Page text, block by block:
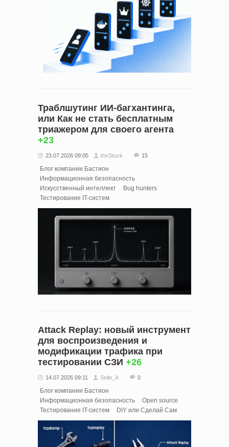
Траблшутинг ИИ-багхантинга,
или Как не стать бесплатным
триажером для своего агента
+23
23.07.2026 09:05 thxStuck 15
Блог компании Бастион
Информационная безопасность
Искусственный интеллект
Bug hunters
Тестирование IT-систем
Attack Replay: новый инструмент
для воспроизведения и
модификации трафика при
тестировании СЗИ +26
14.07.2026 09:11 Selin_A 0
Блог компании Бастион
Информационная безопасность
Open source
Тестирование IT-систем
DIY или Сделай Сам